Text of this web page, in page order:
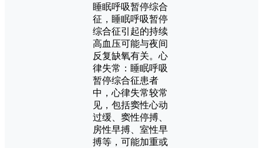
睡眠呼吸暂停综合
征，睡眠呼吸暂停
综合征引起的持续
高血压可能与夜间
反复缺氧有关。心
律失常：睡眠呼吸
暂停综合征患者
中，心律失常较常
见，包括窦性心动
过缓、窦性停搏、
房性早搏、室性早
搏等，可能加重或